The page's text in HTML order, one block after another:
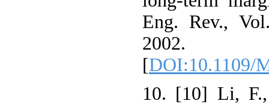
Eng. Rev.,
2002.
[DOI:10.1109/
10. [10] Li,